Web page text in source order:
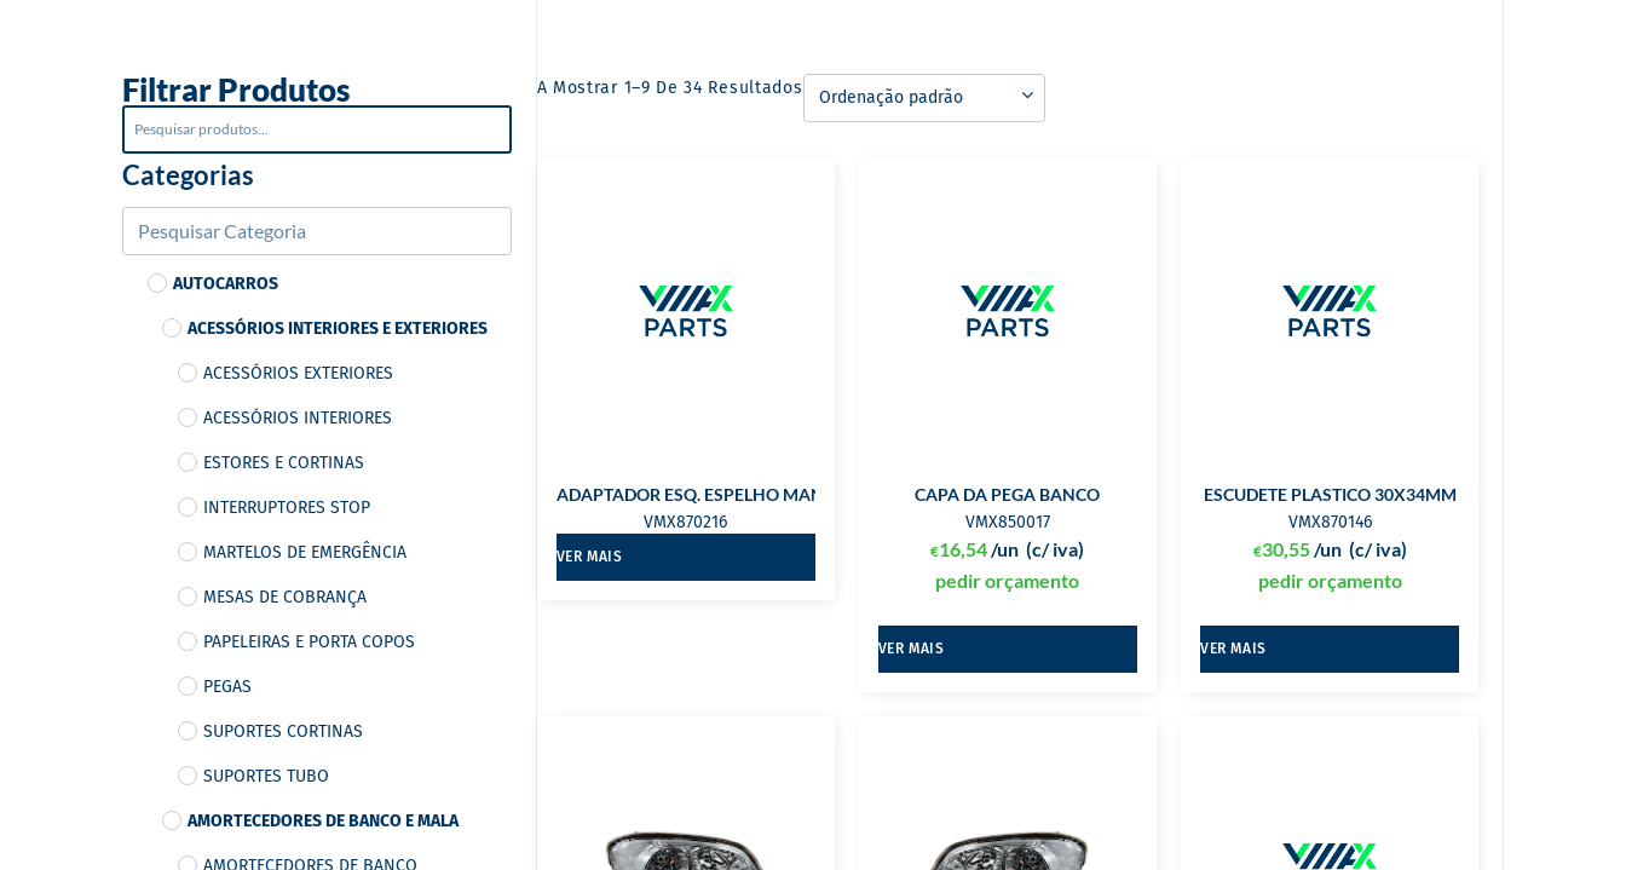
Filtrar Produtos
Categorias
AUTOCARROS
ACESSÓRIOS INTERIORES E EXTERIORES
ACESSÓRIOS EXTERIORES
ACESSÓRIOS INTERIORES
ESTORES E CORTINAS
INTERRUPTORES STOP
MARTELOS DE EMERGÊNCIA
MESAS DE COBRANÇA
PAPELEIRAS E PORTA COPOS
PEGAS
SUPORTES CORTINAS
SUPORTES TUBO
AMORTECEDORES DE BANCO E MALA
AMORTECEDORES DE BANCO
A Mostrar 1–9 De 34 Resultados
ADAPTADOR ESQ. ESPELHO MAN
VMX870216
VER MAIS
CAPA DA PEGA BANCO
VMX850017
€16,54 (c/ iva)
/un
pedir orçamento
VER MAIS
ESCUDETE PLASTICO 30X34MM
VMX870146
€30,55 (c/ iva)
/un
pedir orçamento
VER MAIS